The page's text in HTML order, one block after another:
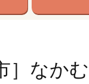
］なか